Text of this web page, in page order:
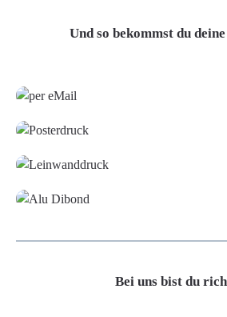
Und so bekommst du
Bei uns bist du